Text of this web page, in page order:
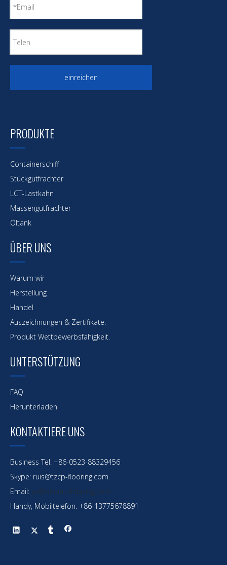
Maßgeschneiderter Doppelrumpf-
6er-Pack Öltankschiff mit modernem Design und
einreichen
PRODUKTE
Containerschiff
Stückgutfrachter
LCT-Lastkahn
Massengutfrachter
Öltank
ÜBER UNS
Warum wir
Herstellung
Handel
Auszeichnungen & Zertifikate.
Produkt Wettbewerbsfähigkeit.
UNTERSTÜTZUNG
FAQ
Herunterladen
KONTAKTIERE UNS
Business Tel: +86-0523-88329456
Skype: ruis@tzcp-flooring.com.
Email: yu@qinhai-shipping.com
Handy, Mobiltelefon. +86-13775678891